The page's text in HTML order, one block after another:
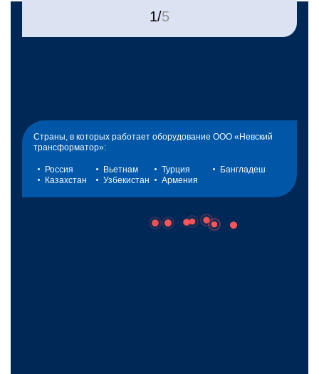
1/5
Страны, в которых работает оборудование ООО «Невский
трансформатор»:
Россия Вьетнам Турция
Бангладеш
Казахстан
Узбекистан Армения